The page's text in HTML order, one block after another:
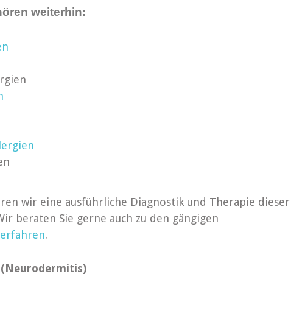
weiterhin:
wir eine ausführliche Diagnostik und Therapie dieser
beraten Sie gerne auch zu den gängigen
.